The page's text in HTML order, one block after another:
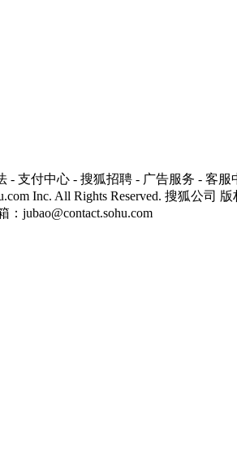
- 支付中心 - 搜狐招聘 - 广告服务 - 客服
Inc. All Rights Reserved. 搜狐公司 版
： jubao@contact.sohu.com